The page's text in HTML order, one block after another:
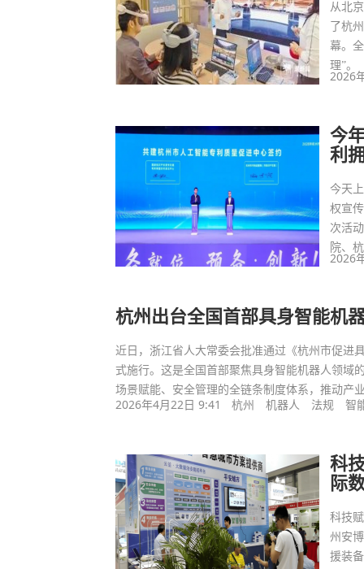
从北
了杭
幕。
理”。
2026
今
利
今天
权宣
次活
院、
2026
杭州出台全国首部具身智能机
近日，浙江省人大常委会批准通过《杭州市促进
式施行。这是全国首部聚焦具身智能机器人领域
场景赋能、安全管理的全链条制度体系，推动产
2026年4月22日 9:41 杭州 机器人 法规 智
科
际
科技
州安
援装